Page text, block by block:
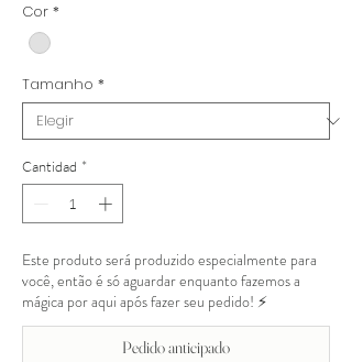
Cor *
Tamanho *
Cantidad *
Este produto será produzido especialmente para
você, então é só aguardar enquanto fazemos a
mágica por aqui após fazer seu pedido! ⚡
Pedido anticipado